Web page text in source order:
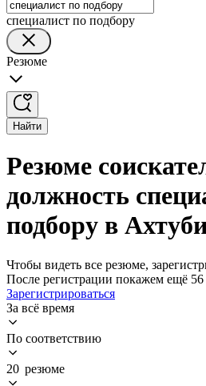
специалист по подбору
Резюме
Найти
Резюме
должность
подбору в
Чтобы видеть все резюме,
После регистрации покажем ещё
Зарегистрироваться
За всё время
По соответствию
20 резюме